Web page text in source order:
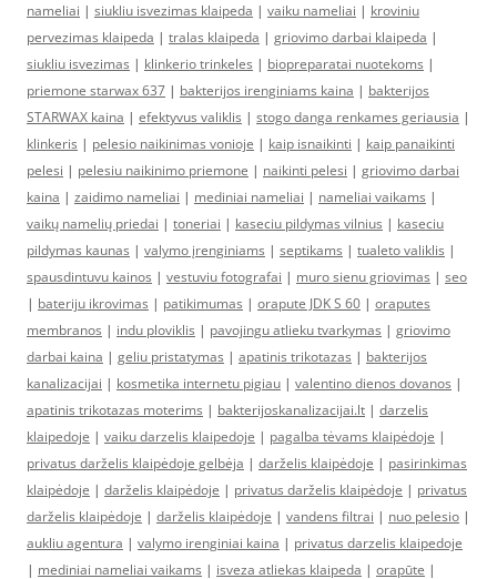
nameliai | siukliu isvezimas klaipeda | vaiku nameliai | kroviniu
pervezimas klaipeda | tralas klaipeda | griovimo darbai klaipeda |
siukliu isvezimas | klinkerio trinkeles | biopreparatai nuotekoms |
priemone starwax 637 | bakterijos irenginiams kaina | bakterijos
STARWAX kaina | efektyvus valiklis | stogo danga renkames geriausia |
klinkeris | pelesio naikinimas vonioje | kaip isnaikinti | kaip panaikinti
pelesi | pelesiu naikinimo priemone | naikinti pelesi | griovimo darbai
kaina | zaidimo nameliai | mediniai nameliai | nameliai vaikams |
vaikų namelių priedai | toneriai | kaseciu pildymas vilnius | kaseciu
pildymas kaunas | valymo įrenginiams | septikams | tualeto valiklis |
spausdintuvu kainos | vestuviu fotografai | muro sienu griovimas | seo
| bateriju ikrovimas | patikimumas | orapute JDK S 60 | oraputes
membranos | indu ploviklis | pavojingu atlieku tvarkymas | griovimo
darbai kaina | geliu pristatymas | apatinis trikotazas | bakterijos
kanalizacijai | kosmetika internetu pigiau | valentino dienos dovanos |
apatinis trikotazas moterims | bakterijoskanalizacijai.lt | darzelis
klaipedoje | vaiku darzelis klaipedoje | pagalba tėvams klaipėdoje |
privatus darželis klaipėdoje gelbėja | darželis klaipėdoje | pasirinkimas
klaipėdoje | darželis klaipėdoje | privatus darželis klaipėdoje | privatus
darželis klaipėdoje | darželis klaipėdoje | vandens filtrai | nuo pelesio |
aukliu agentura | valymo irenginiai kaina | privatus darzelis klaipedoje
| mediniai nameliai vaikams | isveza atliekas klaipeda | orapūte |